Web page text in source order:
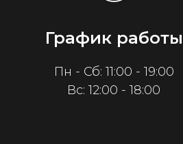
График работы
Пн - Сб: 11:00 - 19:00
Вс: 12:00 - 18:00